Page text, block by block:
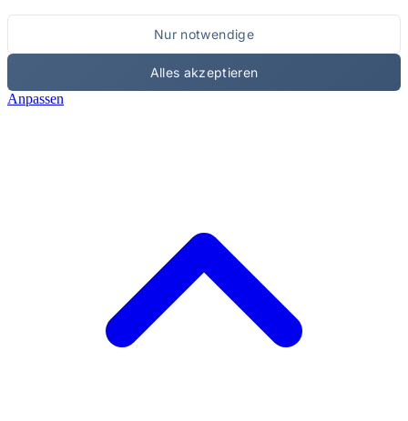
Nur notwendige
Alles akzeptieren
Anpassen